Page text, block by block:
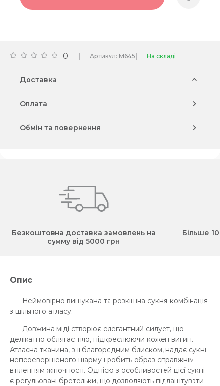
0 | Артикул: M645| На складі
Доставка
Оплата
Обмін та повернення
Безкоштовна доставка замовлень на
сумму від 5000 грн
Більше
Опис
Неймовірно вишукана та розкішна сукня-комбінація
з щільного атласу.
Довжина міді створює елегантний силует, що
делікатно облягає тіло, підкреслюючи кожен вигин.
Атласна тканина, з її благородним блиском, надає сукні
неперевершеного шарму і робить образ справжнім
втіленням жіночності. Однією з особливостей цієї сукні
є регульовані бретельки, що дозволяють підлаштувати